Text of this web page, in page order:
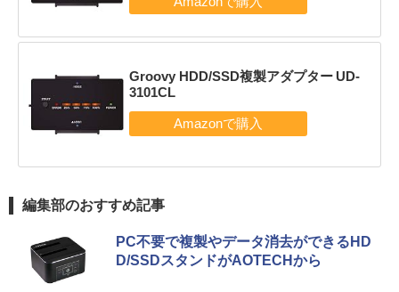
Groovy HDD/SSD複製アダプター UD-
3101CL
編集部のおすすめ記事
PC不要で複製やデータ消去ができるHD
D/SSDスタンドがAOTECHから